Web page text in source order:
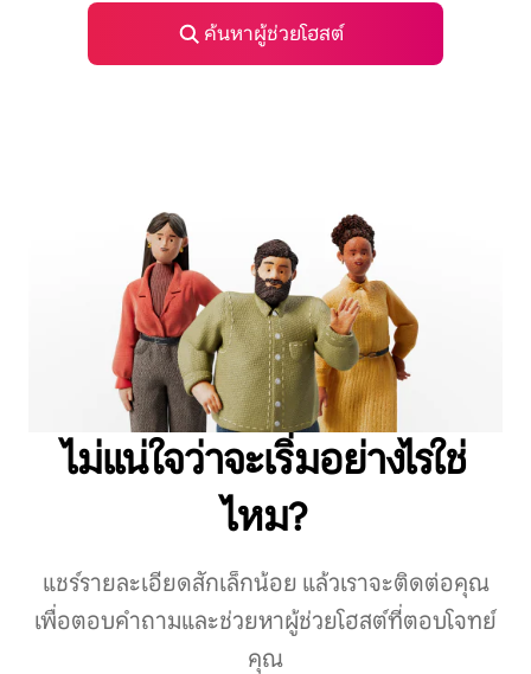
ค้นหาผู้ช่วยโฮสต์
ไม่แน่ใจว่าจะเริ่มอย่างไรใช่
ไหม?
แชร์รายละเอียดสักเล็กน้อย แล้วเราจะติดต่อคุณ
เพื่อตอบคำถามและช่วยหาผู้ช่วยโฮสต์ที่ตอบโจทย์
คุณ